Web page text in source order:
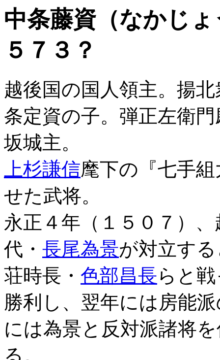
中条藤資（なかじ
５７３？
越後国の国人領主。揚
条定資の子。弾正左衛
坂城主。
上杉謙信麾下の『七手
せた武将。
永正４年（１５０７）
代・ 長尾為景が対立す
荘時長・ 色部昌長らと
勝利し、翌年には房能
には為景と反対派諸将
る。